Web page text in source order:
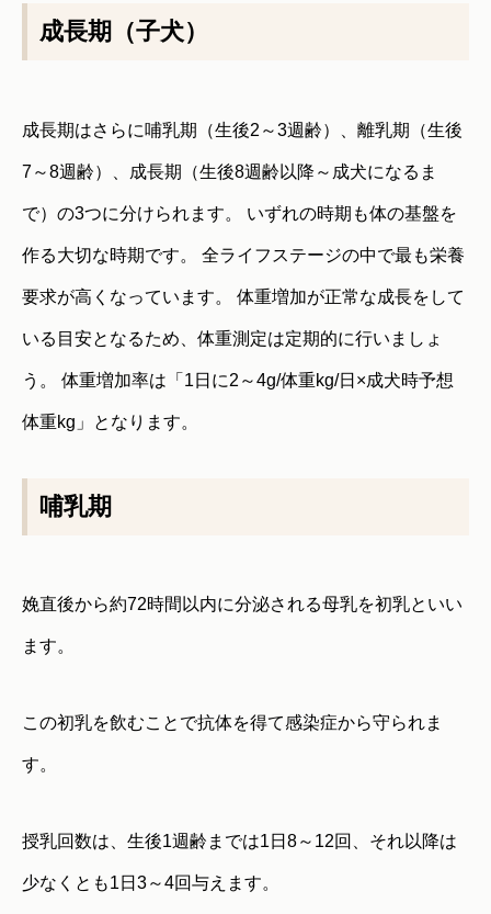
成長期（子犬）
成長期はさらに哺乳期（生後2～3週齢）、離乳期（生後
7～8週齢）、成長期（生後8週齢以降～成犬になるま
で）の3つに分けられます。 いずれの時期も体の基盤を
作る大切な時期です。 全ライフステージの中で最も栄養
要求が高くなっています。 体重増加が正常な成長をして
いる目安となるため、体重測定は定期的に行いましょ
う。 体重増加率は「1日に2～4g/体重kg/日×成犬時予想
体重kg」となります。
哺乳期
娩直後から約72時間以内に分泌される母乳を初乳といい
ます。
この初乳を飲むことで抗体を得て感染症から守られま
す。
授乳回数は、生後1週齢までは1日8～12回、それ以降は
少なくとも1日3～4回与えます。